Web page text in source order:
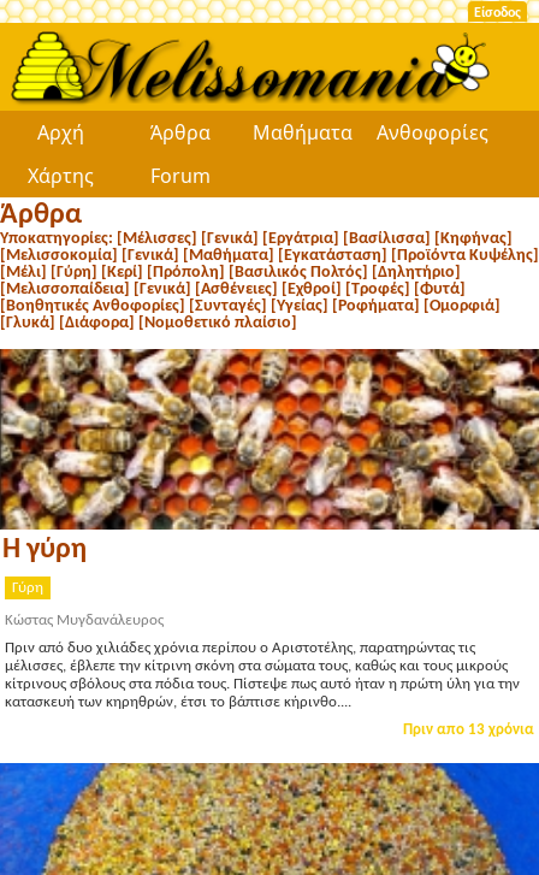
Είσοδος
Αρχή Άρθρα Μαθήματα
Ανθοφορίες
Χάρτης
Forum
Άρθρα
Υποκατηγορίες: [ Μέλισσες Γενικά] [ Εργάτρια] [ Βασίλισσα] [ Κηφήνας
Μελισσοκομία] [ Γενικά] [ Μαθήματα] [ Εγκατάσταση Προϊόντα Κυψέλης
Μέλι Γύρη Κερί Πρόπολη Βασιλικός Πολτός Δηλητήριο
Μελισσοπαίδεια] [ Γενικά] [ Ασθένειες Εχθροί Τροφές Φυτά]
Βοηθητικές Ανθοφορίες Συνταγές Υγείας Ροφήματα] [ Ομορφιά]
Γλυκά] [ Διάφορα] [ Νομοθετικό πλαίσιο
Η γύρη
Γύρη
Κώστας Μυγδανάλευρος
Πριν από δυο χιλιάδες χρόνια περίπου ο Αριστοτέλης, παρατηρώντας τις
μέλισσες, έβλεπε την κίτρινη σκόνη στα σώματα τους, καθώς και τους μικρούς
κίτρινους σβόλους στα πόδια τους. Πίστεψε πως αυτό ήταν η πρώτη ύλη για την
κατασκευή των κηρηθρών, έτσι το βάπτισε κήρινθο....
Πριν απο 13 χρόνια